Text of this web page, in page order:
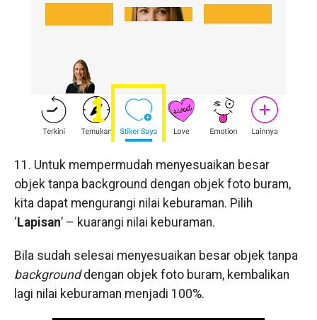
11. Untuk mempermudah menyesuaikan besar
objek tanpa background dengan objek foto buram,
kita dapat mengurangi nilai keburaman. Pilih
‘ Lapisan’ – kuarangi nilai keburaman.
Bila sudah selesai menyesuaikan besar objek tanpa
backgrounddengan objek foto buram, kembalikan
lagi nilai keburaman menjadi 100%.